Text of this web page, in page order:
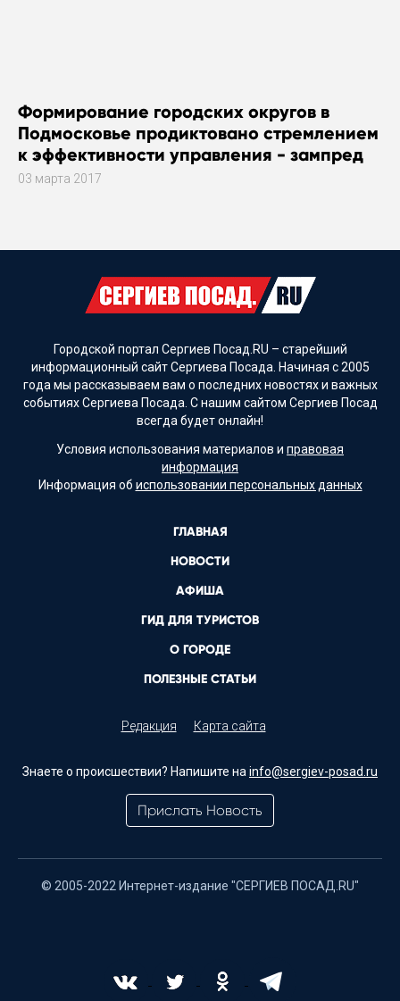
Формирование городских округов в
Подмосковье продиктовано стремлением
к эффективности управления - зампред
правительства Подмосковья Александр
03 марта 2017
Городской портал Сергиев Посад.RU – старейший
информационный сайт Сергиева Посада. Начиная с 2005
года мы рассказываем вам о последних новостях и важных
событиях Сергиева Посада. С нашим сайтом Сергиев Посад
всегда будет онлайн!
Условия использования материалов и правовая
информация
Информация об использовании персональных данных
ГЛАВНАЯ
НОВОСТИ
АФИША
ГИД ДЛЯ ТУРИСТОВ
О ГОРОДЕ
ПОЛЕЗНЫЕ СТАТЬИ
Редакция Карта сайта
Знаете о происшествии? Напишите на info@sergiev-posad.ru
Прислать Новость
© 2005-2022 Интернет-издание "СЕРГИЕВ ПОСАД.RU"